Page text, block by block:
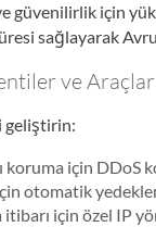
güvenilirlik için
sağlayarak
ve Araçlar
geliştirin:
koruma için DDoS
otomatik
itibarı için özel IP